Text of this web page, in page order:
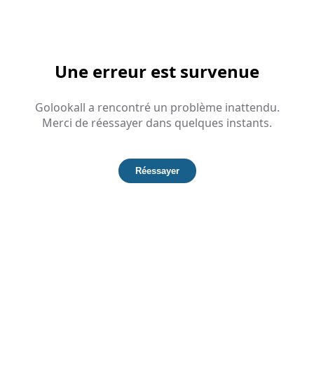
Une erreur est survenue
Golookall a rencontré un problème inattendu.
Merci de réessayer dans quelques instants.
Réessayer